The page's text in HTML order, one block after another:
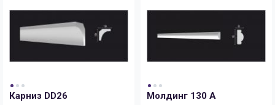
Карниз DD26 Молдинг 130 A